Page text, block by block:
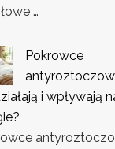
…
Pokrowce
i wpływają